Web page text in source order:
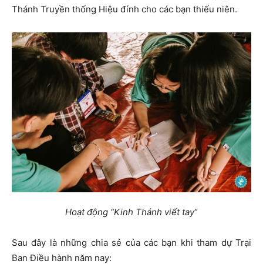
Thánh Truyền thống Hiệu đính cho các bạn thiếu niên.
Hoạt động “Kinh Thánh viết tay“
Sau đây là những chia sẻ của các bạn khi tham dự Trại
Ban Điều hành năm nay: